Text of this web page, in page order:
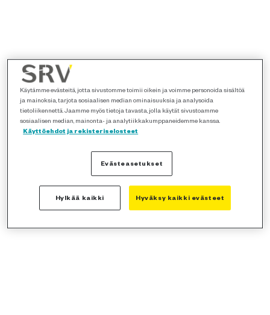
Käytämme evästeitä, jotta sivustomme toimii oikein ja voimme personoida sisältöä
ja mainoksia, tarjota sosiaalisen median ominaisuuksia ja analysoida
tietoliikennettä. Jaamme myös tietoja tavasta, jolla käytät sivustoamme
sosiaalisen median, mainonta- ja analytiikkakumppaneidemme kanssa.
Käyttöehdot ja rekisteriselosteet
Evästeasetukset
Hylkää kaikki Hyväksy kaikki evästeet